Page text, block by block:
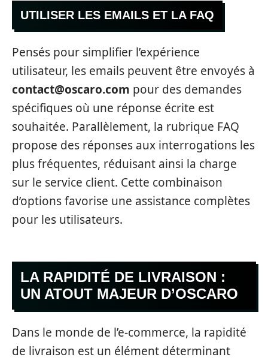
UTILISER LES EMAILS ET LA FAQ
Pensés pour simplifier l’expérience
utilisateur, les emails peuvent être envoyés à
contact@oscaro.com pour des demandes
spécifiques où une réponse écrite est
souhaitée. Parallèlement, la rubrique FAQ
propose des réponses aux interrogations les
plus fréquentes, réduisant ainsi la charge
sur le service client. Cette combinaison
d’options favorise une assistance complètes
pour les utilisateurs.
LA RAPIDITÉ DE LIVRAISON :
UN ATOUT MAJEUR D’OSCARO
Dans le monde de l’e-commerce, la rapidité
de livraison est un élément déterminant